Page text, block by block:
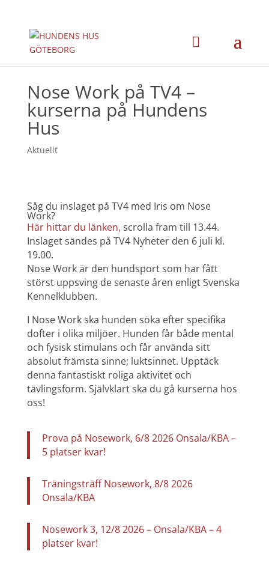
Nose Work på TV4 –
kurserna på Hundens
Hus
Aktuellt
Såg du inslaget på TV4 med Iris om Nose
Work?
Här hittar du länken, scrolla fram till 13.44.
Inslaget sändes på TV4 Nyheter den 6 juli kl.
19.00.
Nose Work är den hundsport som har fått
störst uppsving de senaste åren enligt Svenska
Kennelklubben.
I Nose Work ska hunden söka efter specifika
dofter i olika miljöer. Hunden får både mental
och fysisk stimulans och får använda sitt
absolut främsta sinne; luktsinnet. Upptäck
denna fantastiskt roliga aktivitet och
tävlingsform. Självklart ska du gå kurserna hos
oss!
Prova på Nosework, 6/8 2026 Onsala/KBA –
5 platser kvar!
Träningsträff Nosework, 8/8 2026
Onsala/KBA
Nosework 3, 12/8 2026 – Onsala/KBA – 4
platser kvar!